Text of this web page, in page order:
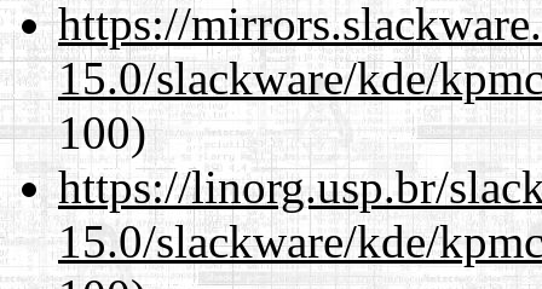
https://
15.0/slackware/kde/
100)
https://linorg.usp.br/
15.0/slackware/kde/